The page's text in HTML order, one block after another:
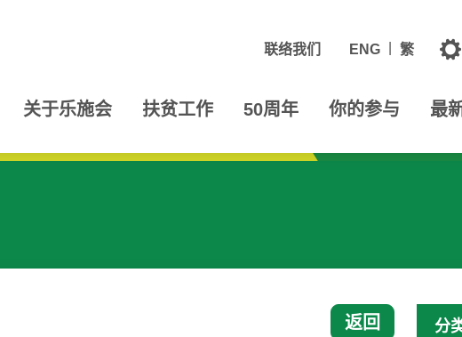
联络我们 ENG 繁
关于乐施会 扶贫工作 50周年 你的参与 最
返回 分